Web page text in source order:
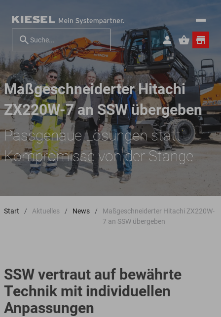
Maßgeschneiderter Hitachi
ZX220W-7 an SSW übergeben
Passgenaue Lösungen statt
Kompromisse von der Stange
Start Aktuelles News
Maßgeschneiderter Hitachi ZX220W-
7 an SSW übergeben
SSW vertraut auf bewährte
Technik mit individuellen
Anpassungen